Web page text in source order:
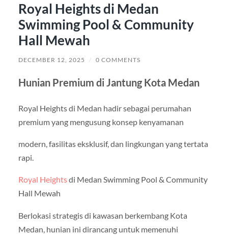
Royal Heights di Medan
Swimming Pool & Community
Hall Mewah
DECEMBER 12, 2025 / 0 COMMENTS
Hunian Premium di Jantung Kota Medan
Royal Heights di Medan hadir sebagai perumahan
premium yang mengusung konsep kenyamanan
modern, fasilitas eksklusif, dan lingkungan yang tertata
rapi.
Royal Heightsdi Medan Swimming Pool & Community
Hall Mewah
Berlokasi strategis di kawasan berkembang Kota
Medan, hunian ini dirancang untuk memenuhi